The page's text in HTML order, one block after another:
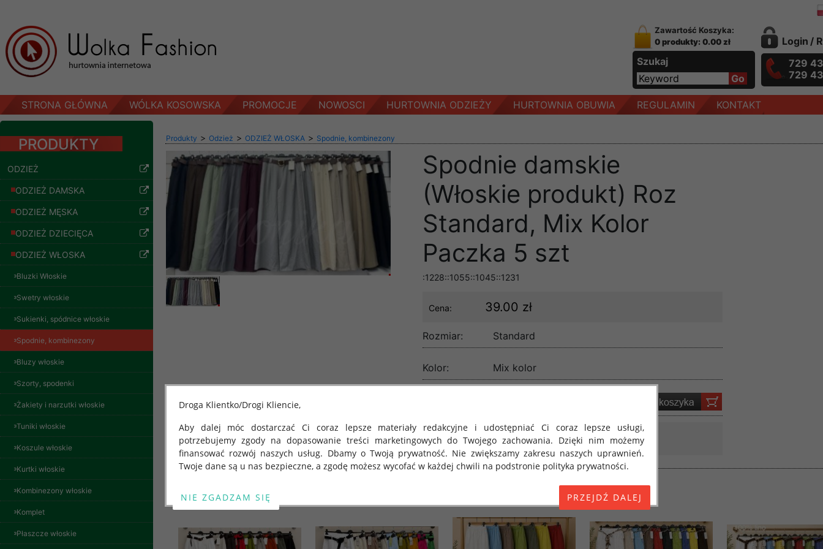
Zawartość Koszyka:
0 produkty: 0.00 zł
Szukaj
Login /
729
729
STRONA GŁÓWNA WÓLKA KOSOWSKA PROMOCJE NOWOSCI HURTOWNIA ODZIEŻY HURTOWNIA OBUWIA REGULAMIN KONTAKT
PRODUKTY
ODZIEŻ
ODZIEŻ DAMSKA
ODZIEŻ MĘSKA
ODZIEŻ DZIECIĘCA
ODZIEŻ WŁOSKA
Bluzki Włoskie
Swetry włoskie
Sukienki, spódnice włoskie
Spodnie, kombinezony
Bluzy włoskie
Szorty, spodenki
Żakiety i narzutki włoskie
Tuniki włoskie
Koszule włoskie
Kurtki włoskie
Kombinezony włoskie
Komplet
Płaszcze włoskie
Spodnie damskie
jeansy Roz 29-36, 1
Kolor Paczka 10 szt
57.00 zł
szczegóły
Produkty > Odzież > ODZIEŻ WŁOSKA > Spodnie, kombinezony
Spodnie damskie
(Włoskie produkt) Roz
Standard, Mix Kolor
Paczka 5 szt
:1228::1055::1045::1231
Cena: 39.00 zł
Rozmiar: Standard
Kolor: Mix kolor
Inne produkty
Droga Klientko/Drogi Kliencie,
Aby dalej móc dostarczać Ci coraz lepsze materiały redakcyjne i udostępniać Ci coraz lepsze usługi,
potrzebujemy zgody na dopasowanie treści marketingowych do Twojego zachowania. Dzięki nim możemy
finansować rozwój naszych usług. Dbamy o Twoją prywatność. Nie zwiększamy zakresu naszych uprawnień.
Twoje dane są u nas bezpieczne, a zgodę możesz wycofać w każdej chwili na podstronie polityka prywatności.
Od 25 maja 2018 roku obowiązuje Rozporządzenie Parlamentu Europejskiego i Rady (UE) 2016/679 z dnia 27
kwietnia 2016 r. w sprawie ochrony osób fizycznych w związku z przetwarzaniem danych osobowych i w sprawie
swobodnego przepływu takich danych oraz uchylenia dyrektywy 95/46/WE (określane jako "RODO", "ORODO",
"GDPR" lub "Ogólne Rozporządzenie o Ochronie Danych"). W związku z tym chcielibyśmy poinformować Cię o
przetwarzaniu Twoich danych oraz zasadach, na jakich odbywa się to po dniu 25 maja 2018 roku. Poniżej